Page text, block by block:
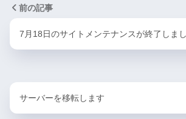
前の記事
7月18日のサイトメンテナンスが終了しま
サーバーを移転します